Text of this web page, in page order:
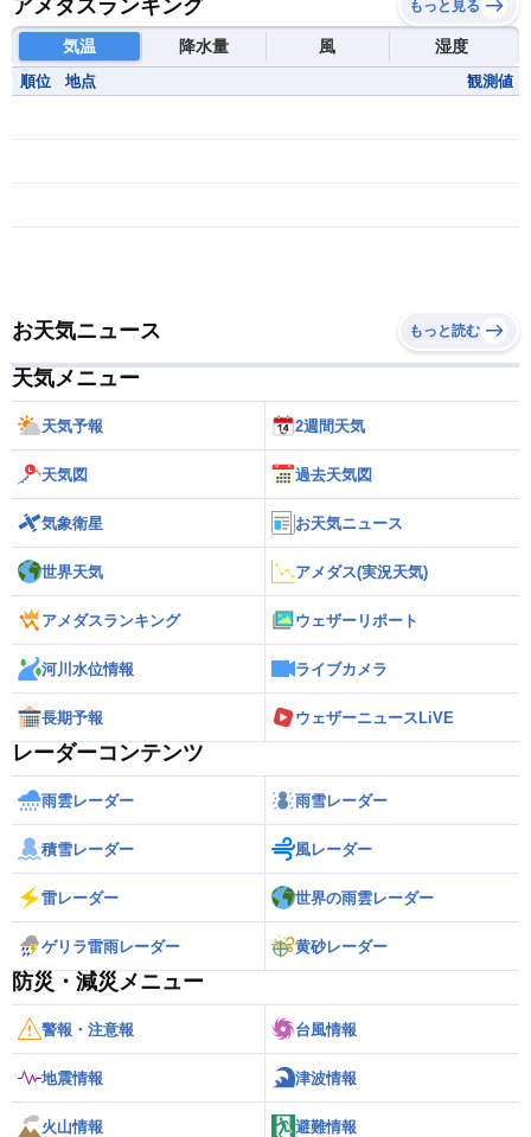
アメダスランキング もっと見る
気温 降水量 風 湿度
順位 地点 観測値
お天気ニュース もっと読む
天気メニュー
天気予報 2週間天気
天気図 過去天気図
気象衛星 お天気ニュース
世界天気 アメダス(実況天気)
アメダスランキング ウェザーリポート
河川水位情報 ライブカメラ
長期予報 ウェザーニュースLiVE
レーダーコンテンツ
雨雲レーダー 雨雪レーダー
積雪レーダー 風レーダー
雷レーダー 世界の雨雲レーダー
ゲリラ雷雨レーダー 黄砂レーダー
防災・減災メニュー
警報・注意報 台風情報
地震情報 津波情報
火山情報 避難情報